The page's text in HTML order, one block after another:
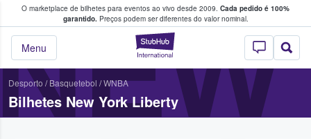
O marketplace de bilhetes para eventos ao vivo desde 2009. Cada pedido é 100%
garantido.Preços podem ser diferentes do valor nominal.
StubHub – onde
Menu
fãs compram e vendem bilhetes
Desporto /Basquetebol /WNBA
Bilhetes New York Liberty